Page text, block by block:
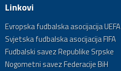
Linkovi
Evropska fudbalska asocijacija UEFA
Svjetska fudbalska asocijacija FIFA
Fudbalski savez Republike Srpske
Nogometni savez Federacije BiH